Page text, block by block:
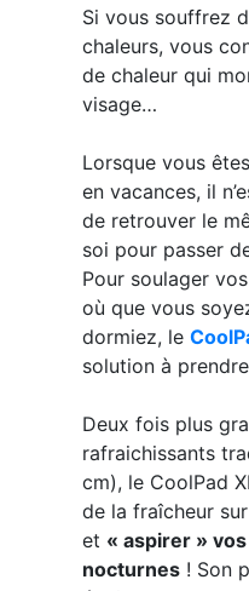
Si vous souffrez
chaleurs, vous
de chaleur qui
visage…
Lorsque vous
en vacances, il
de retrouver le
soi pour passer
Pour soulager
où que vous
dormiez, le
solution à
Deux fois plus
rafraichissants
cm), le CoolPad
de la fraîcheur
et « aspirer »
nocturnes! Son